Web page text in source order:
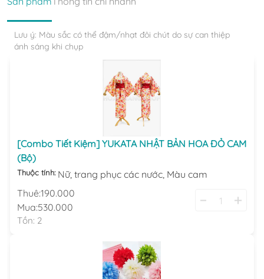
Lưu ý: Màu sắc có thể đậm/nhạt đôi chút do sự can thiệp
ánh sáng khi chụp
[Combo Tiết Kiệm] YUKATA NHẬT BẢN HOA ĐỎ CAM
(Bộ)
Thuộc tính: Nữ, trang phục các nước, Màu cam
Thuê:190.000
Mua:530.000
Tồn: 2